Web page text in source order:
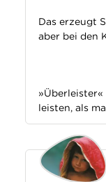
Das erzeugt
aber bei den
leisten, als